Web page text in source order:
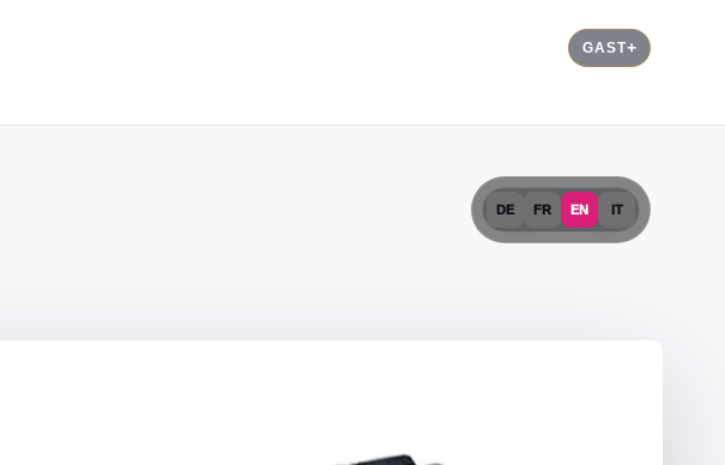
GAST
DE FR EN IT